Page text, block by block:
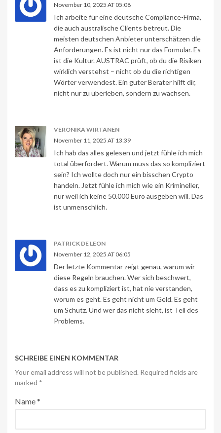
November 10, 2025 AT 05:08
Ich arbeite für eine deutsche Compliance-Firma,
die auch australische Clients betreut. Die
meisten deutschen Anbieter unterschätzen die
Anforderungen. Es ist nicht nur das Formular. Es
ist die Kultur. AUSTRAC prüft, ob du die Risiken
wirklich verstehst – nicht ob du die richtigen
Wörter verwendest. Ein guter Berater hilft dir,
nicht nur zu überleben, sondern zu wachsen.
VERONIKA WIRTANEN
November 11, 2025 AT 13:39
Ich hab das alles gelesen und jetzt fühle ich mich
total überfordert. Warum muss das so kompliziert
sein? Ich wollte doch nur ein bisschen Crypto
handeln. Jetzt fühle ich mich wie ein Krimineller,
nur weil ich keine 50.000 Euro ausgeben will. Das
ist unmenschlich.
PATRICK DE LEON
November 12, 2025 AT 06:05
Der letzte Kommentar zeigt genau, warum wir
diese Regeln brauchen. Wer sich beschwert,
dass es zu kompliziert ist, hat nie verstanden,
worum es geht. Es geht nicht um Geld. Es geht
um Schutz. Und wer das nicht sieht, ist Teil des
Problems.
SCHREIBE EINEN KOMMENTAR
Your email address will not be published. Required fields are
marked *
Name*